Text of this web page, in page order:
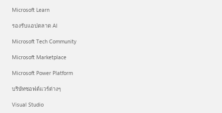
Microsoft Learn
รองรับแอปตลาด AI
Microsoft Tech Community
Microsoft Marketplace
Microsoft Power Platform
บริษัทซอฟต์แวร์ต่างๆ
Visual Studio